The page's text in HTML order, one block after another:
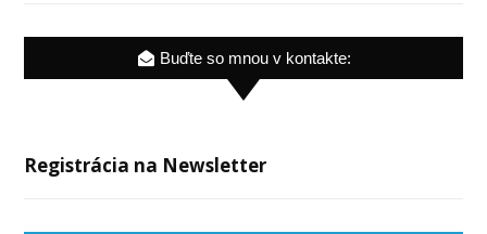
Buďte so mnou v kontakte:
Registrácia na Newsletter